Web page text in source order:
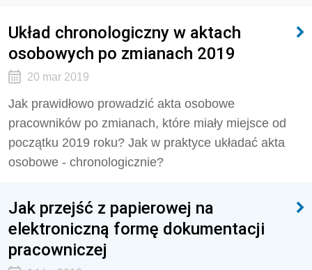
Układ chronologiczny w aktach
osobowych po zmianach 2019
20 mar 2019
Jak prawidłowo prowadzić akta osobowe
pracowników po zmianach, które miały miejsce od
początku 2019 roku? Jak w praktyce układać akta
osobowe - chronologicznie?
Jak przejść z papierowej na
elektroniczną formę dokumentacji
pracowniczej